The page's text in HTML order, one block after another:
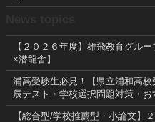
【２０２６年度】雄飛教育グル
×潜龍舎】
浦高受験生必見！【県立浦和高
辰テスト・学校選択問題対策・お
【総合型/学校推薦型・小論文】